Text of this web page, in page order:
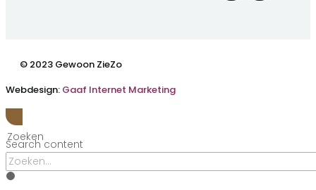
© 2023 Gewoon ZieZo
Webdesign: Gaaf Internet Marketing
Zoeken
Search content